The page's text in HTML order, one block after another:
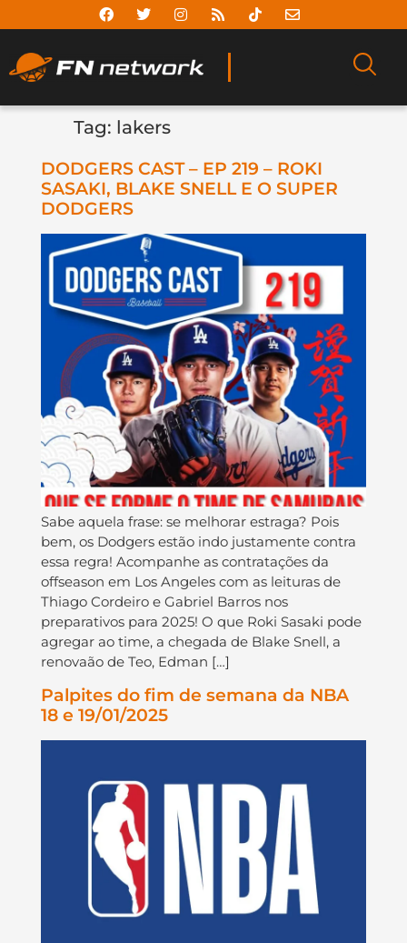
Tag: lakers
DODGERS CAST – EP 219 – ROKI
SASAKI, BLAKE SNELL E O SUPER
DODGERS
Sabe aquela frase: se melhorar estraga? Pois
bem, os Dodgers estão indo justamente contra
essa regra! Acompanhe as contratações da
offseason em Los Angeles com as leituras de
Thiago Cordeiro e Gabriel Barros nos
preparativos para 2025! O que Roki Sasaki pode
agregar ao time, a chegada de Blake Snell, a
renovaão de Teo, Edman […]
Palpites do fim de semana da NBA
18 e 19/01/2025